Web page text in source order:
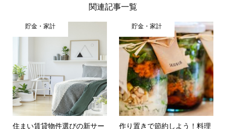
関連記事一覧
貯金・家計
住まい賃貸物件選びの新サー
貯金・家計
作り置きで節約しよう！料理